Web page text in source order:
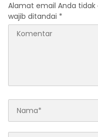
Alamat email Anda tidak
wajib ditandai *